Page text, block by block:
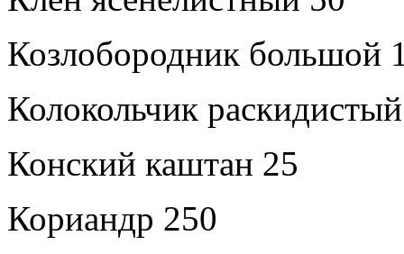
Козлобородник большой
Колокольчик
Конский каштан 25
Кориандр 250